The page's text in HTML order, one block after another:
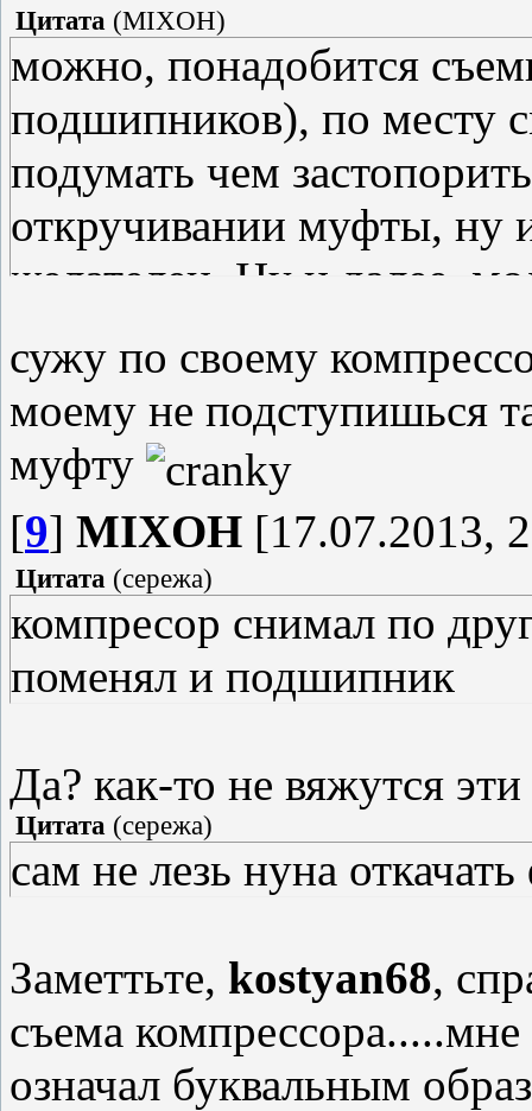
Цитата (MIXOH)
можно, понадобится
подшипников), по месту
подумать чем
откручивании муфты, ну
желателен. Ну и далее,
сужу по своему
моему не подступишься
муфту
[9] MIXOH [17.07.2013,
Цитата (сережа)
компресор снимал по
поменял и подшипник
Да? как-то не вяжутся эти
Цитата (сережа)
сам не лезь нуна
Заметтьте, kostyan68,
съема
означал буквальным